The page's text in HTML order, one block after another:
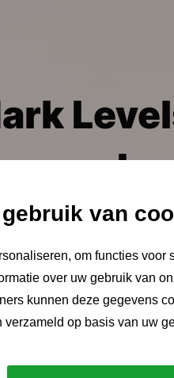
van
om functies voor
over uw gebruik van
kunnen deze gegevens
op basis van uw
voor